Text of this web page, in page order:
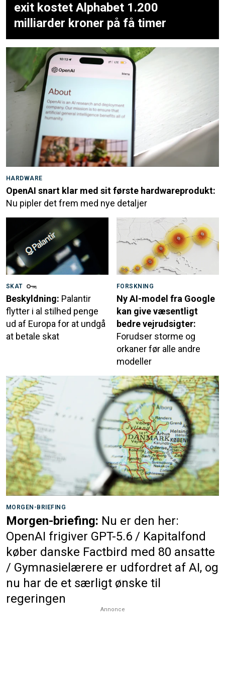
exit kostet Alphabet 1.200
milliarder kroner på få timer
HARDWARE
OpenAI snart klar med sit første hardwareprodukt:
Nu pipler det frem med nye detaljer
SKAT
Beskyldning: Palantir
flytter i al stilhed penge
ud af Europa for at undgå
at betale skat
FORSKNING
Ny AI-model fra Google
kan give væsentligt
bedre vejrudsigter:
Forudser storme og
orkaner før alle andre
modeller
MORGEN-BRIEFING
Morgen-briefing: Nu er den her:
OpenAI frigiver GPT-5.6 / Kapitalfond
køber danske Factbird med 80 ansatte
/ Gymnasielærere er udfordret af AI, og
nu har de et særligt ønske til
regeringen
Annonce